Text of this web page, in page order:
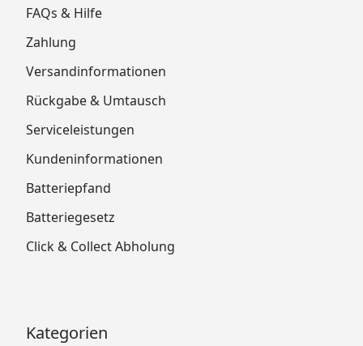
FAQs & Hilfe
Zahlung
Versandinformationen
Rückgabe & Umtausch
Serviceleistungen
Kundeninformationen
Batteriepfand
Batteriegesetz
Click & Collect Abholung
Kategorien